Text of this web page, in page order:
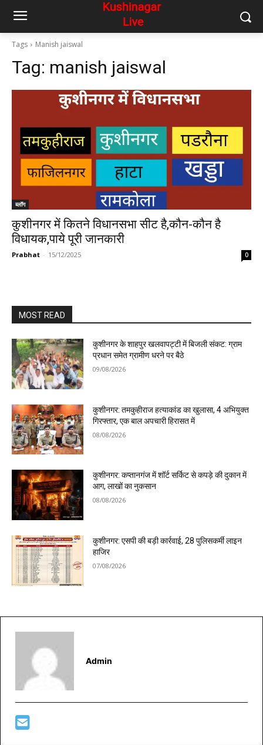
Tags Manish jaiswal
Tag: manish jaiswal
ब्लॉग
कुशीनगर में कितने विधानसभा सीट है,कौन-कौन है
विधायक,पाये पूरी जानकारी
Prabhat - 15/12/2025 0
MOST READ
कुशीनगर के शाहपुर खलवापट्टी में बिजली संकट: ग्राम
प्रधान समेत ग्रामीण धरने पर बैठे
09/08/2026
कुशीनगर: तमकुहीराज हत्याकांड का खुलासा, 4 अभियुक्त
गिरफ्तार, एक बाल अपचारी हिरासत में
08/08/2026
कुशीनगर: कप्तानगंज में शॉर्ट सर्किट से कपड़े की दुकान में
आग, लाखों का नुकसान
08/08/2026
कुशीनगर: एसपी की बड़ी कार्रवाई, 28 पुलिसकर्मी लाइन
हाजिर
07/08/2026
Admin